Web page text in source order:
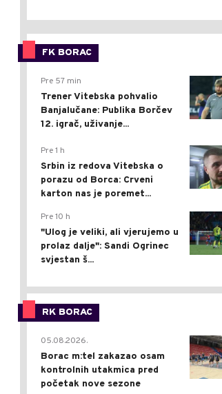
FK BORAC
Pre 57 min
Trener Vitebska pohvalio
Banjalučane: Publika Borčev
12. igrač, uživanje...
Pre 1 h
Srbin iz redova Vitebska o
porazu od Borca: Crveni
karton nas je poremet...
Pre 10 h
"Ulog je veliki, ali vjerujemo u
prolaz dalje": Sandi Ogrinec
svjestan š...
RK BORAC
05.08.2026.
Borac m:tel zakazao osam
kontrolnih utakmica pred
početak nove sezone